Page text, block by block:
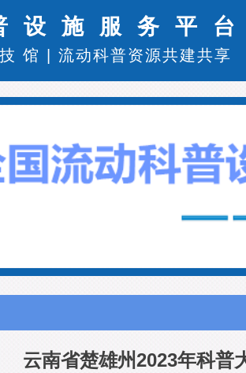
设施服务平台
馆 流动科普资源共建共享
云南省楚雄州2023年科普